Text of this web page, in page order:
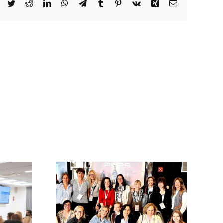
Facebook
TwitterRedditLinkedInWhatsApp
TelegramTumblr Pinterest
Vk Xing Email:
l’ICS
i